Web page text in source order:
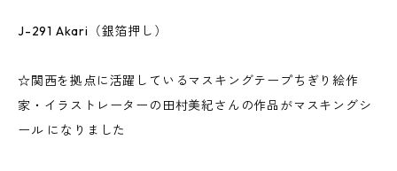
J-291 Akari（銀箔押し）
☆関西を拠点に活躍しているマスキングテープちぎり絵作
家・イラストレーターの田村美紀さんの作品がマスキングシ
ール になりました